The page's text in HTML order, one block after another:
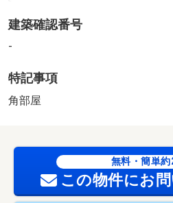
備・特記事項備考】専用バス・
建築確認番号
-
特記事項
角部屋
無料・簡単約
この物件にお